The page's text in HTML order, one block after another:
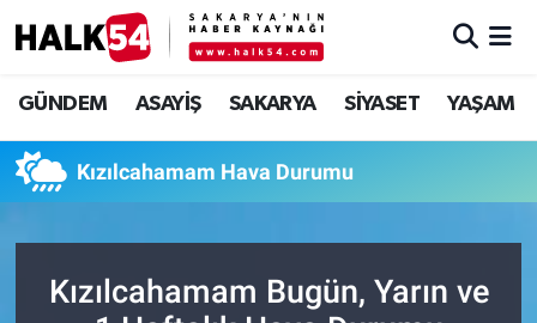
GÜNDEM ASAYİŞ SAKARYA SİYASET YAŞAM
Kızılcahamam Hava Durumu
Kızılcahamam Bugün, Yarın ve
GÜNDEM
SAKARYA
Adapazarı Nöbetçi Eczaneler
Süper Lig Puan Durumu ve Fikstür